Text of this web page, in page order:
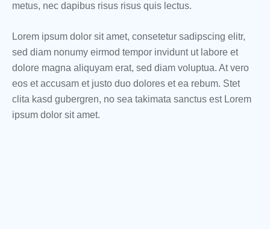
metus, nec dapibus risus risus quis lectus.
Lorem ipsum dolor sit amet, consetetur sadipscing elitr,
sed diam nonumy eirmod tempor invidunt ut labore et
dolore magna aliquyam erat, sed diam voluptua. At vero
eos et accusam et justo duo dolores et ea rebum. Stet
clita kasd gubergren, no sea takimata sanctus est Lorem
ipsum dolor sit amet.